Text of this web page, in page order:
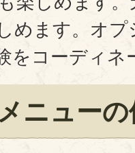
めます。オ
をコーディネ
ニュー